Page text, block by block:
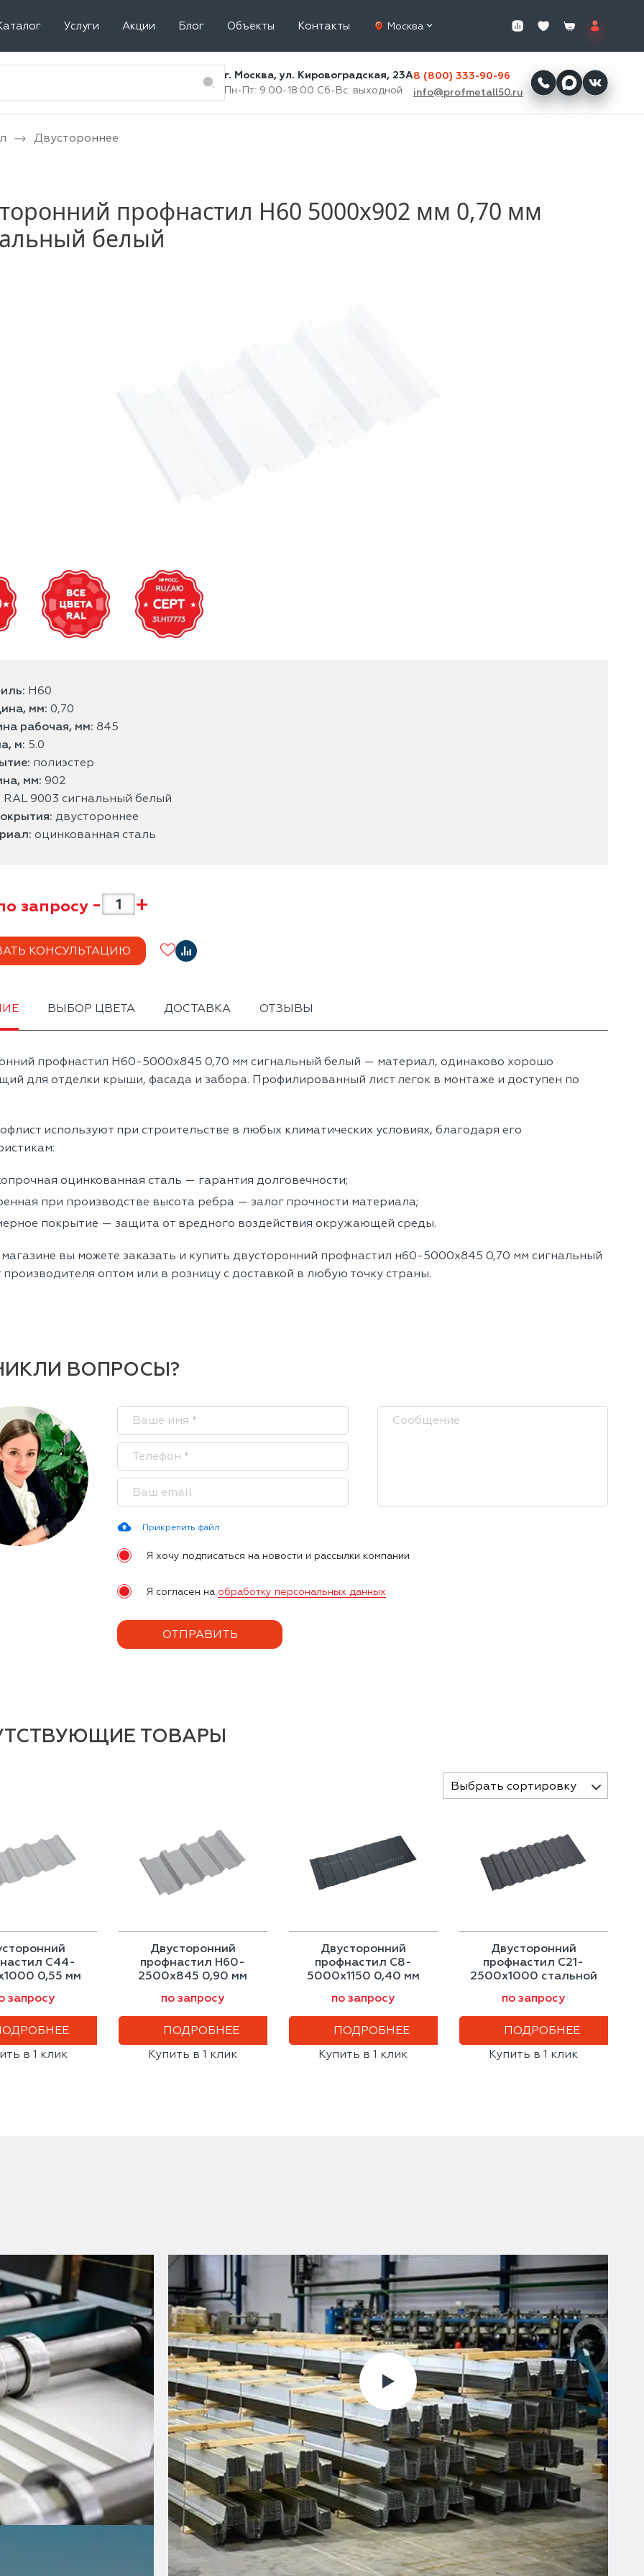
Услуги Акции Блог Объекты Контакты Москва
г. Москва, ул. Кировоградская, 23А
Пн-Пт: 9:00-18:00 Сб-Вс: выходной
8 (800) 333-90-96
info@profmetall50.ru
Двустороннее
профнастил Н60 5000x902 мм 0,70 мм
белый
H60
мм: 0,70
рабочая, мм: 845
м: 5.0
полиэстер
мм: 902
RAL 9003 сигнальный белый
двустороннее
оцинкованная сталь
запросу - +
КОНСУЛЬТАЦИЮ
ВЫБОР ЦВЕТА ДОСТАВКА ОТЗЫВЫ
профнастил Н60-5000х845 0,70 мм сигнальный белый — материал, одинаково хорошо
для отделки крыши, фасада и забора. Профилированный лист легок в монтаже и доступен по
используют при строительстве в любых климатических условиях, благодаря его
оцинкованная сталь — гарантия долговечности;
при производстве высота ребра — залог прочности материала;
покрытие — защита от вредного воздействия окружающей среды.
вы можете заказать и купить двусторонний профнастил н60-5000х845 0,70 мм сигнальный
производителя оптом или в розницу с доставкой в любую точку страны.
ВОПРОСЫ?
Прикрепить файл
Я хочу подписаться на новости и рассылки компании
Я согласен на обработку персональных данных
ТОВАРЫ
Выбрать сортировку
С44-
0,55 мм
запросу
в 1 клик
Двусторонний
профнастил Н60-
2500х845 0,90 мм
по запросу
ПОДРОБНЕЕ
Купить в 1 клик
Двусторонний
профнастил С8-
5000х1150 0,40 мм
по запросу
ПОДРОБНЕЕ
Купить в 1 клик
Двусторонний
профнастил С21-
2500х1000 стальной
графитовый серый
по запросу
ПОДРОБНЕЕ
Купить в 1 клик